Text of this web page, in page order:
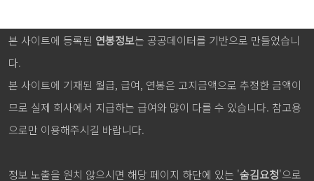
본 사이트에 등록된 연봉정보는 공공데이터를 기반으로 만들었습니
다.
본 사이트에 기재된 월급, 급여, 연봉은 고지금액으로 추정한 금액이
므로 실제 회사에서 지급하는 급여와 많이 다를 수 있습니다. 참고용
으로만 이용해주시길 바랍니다.
정보 노출을 원치 않으시면 해당 페이지 하단에 있는 '숨김요청'으로